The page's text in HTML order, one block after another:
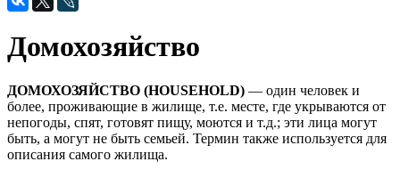
Домохозяйство
ДОМОХОЗЯЙСТВО (HOUSEHOLD) — один человек и
более, проживающие в жилище, т.е. месте, где укрываются от
непогоды, спят, готовят пищу, моются и т.д.; эти лица могут
быть, а могут не быть семьей. Термин также используется для
описания самого жилища.